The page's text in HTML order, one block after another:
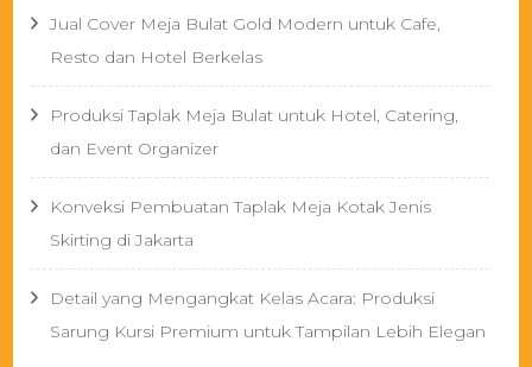
Jual Cover Meja Bulat Gold Modern untuk Cafe,
Resto dan Hotel Berkelas
Produksi Taplak Meja Bulat untuk Hotel, Catering,
dan Event Organizer
Konveksi Pembuatan Taplak Meja Kotak Jenis
Skirting di Jakarta
Detail yang Mengangkat Kelas Acara: Produksi
Sarung Kursi Premium untuk Tampilan Lebih Elegan